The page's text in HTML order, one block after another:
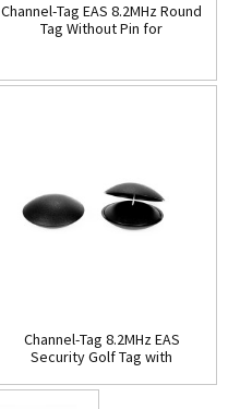
Channel-Tag EAS 8.2MHz Round
Tag Without Pin for
Channel-Tag 8.2MHz EAS
Security Golf Tag with